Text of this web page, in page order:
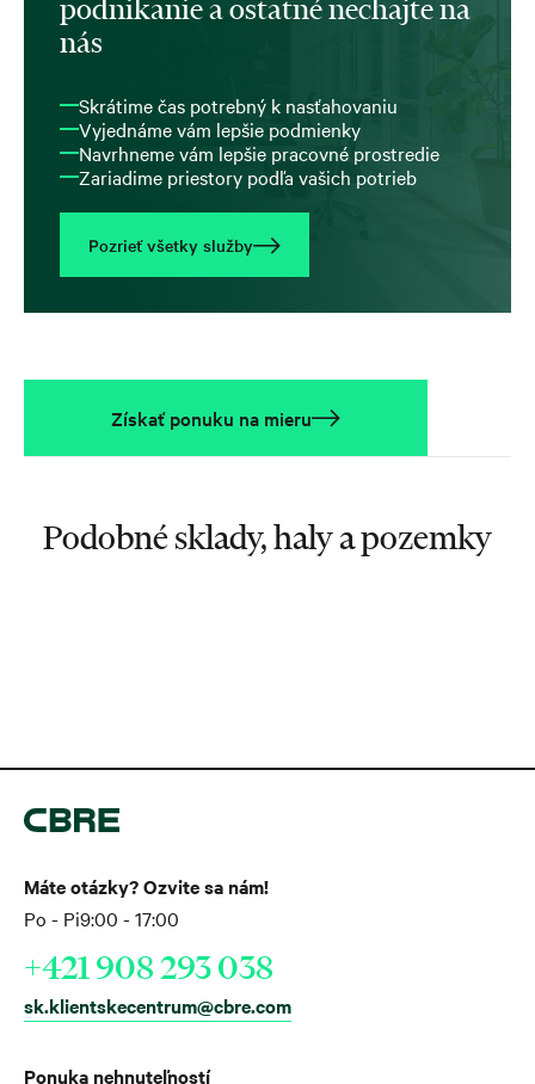
podnikanie a ostatné nechajte na
nás
Skrátime čas potrebný k nasťahovaniu
Vyjednáme vám lepšie podmienky
Navrhneme vám lepšie pracovné prostredie
Zariadime priestory podľa vašich potrieb
Pozrieť všetky služby
Získať ponuku na mieru
Podobné sklady, haly a pozemky
Ponuka nehnuteľností
Máte otázky? Ozvite sa nám!
Po - Pi9:00 - 17:00
+421 908 293 038
sk.klientskecentrum@cbre.com